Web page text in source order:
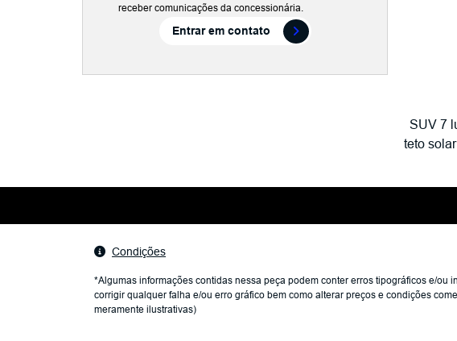
SUV 7
teto
receber comunicações da concessionária.
Entrar em contato
Condições
*Algumas informações contidas nessa peça podem conter erros tipográficos e/
corrigir qualquer falha e/ou erro gráfico bem como alterar preços e condições
meramente ilustrativas)